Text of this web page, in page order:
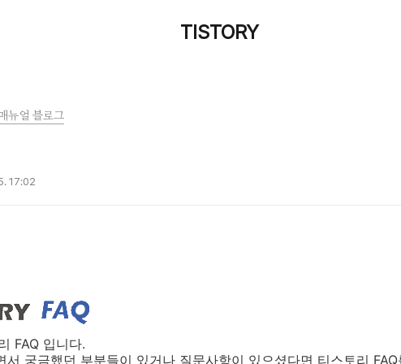
TISTORY
뉴얼 블로그
17:02
FAQ 입니다.
서 궁금했던 부분들이 있거나 질문사항이 있으셨다면 티스토리